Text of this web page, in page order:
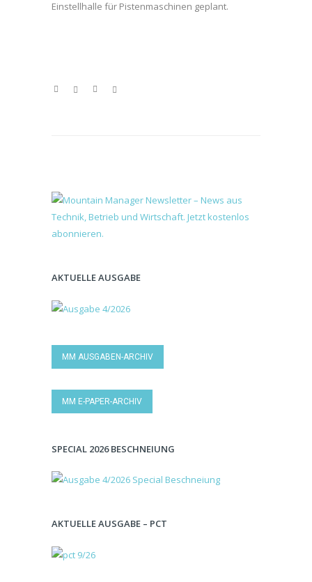
Einstellhalle für Pistenmaschinen geplant.
AKTUELLE AUSGABE
MM AUSGABEN-ARCHIV
MM E-PAPER-ARCHIV
SPECIAL 2026 BESCHNEIUNG
AKTUELLE AUSGABE – PCT